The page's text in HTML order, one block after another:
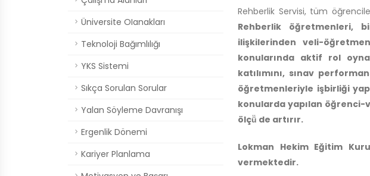
Üniversite OIanakları
Teknoloji Bağımlılığı
YKS Sistemi
Sıkça Sorulan Sorular
Yalan Söyleme Davranışı
Ergenlik Dönemi
Kariyer Planlama
Rehberlik Servisi, tüm
Rehberlik öğretmenleri,
ilişkilerinden veli-
konularında aktif rol
katılımını, sınav
öğretmenleriyle işbirliği
konularda yapılan öğrenci-
ölçü̈ de artırır.
Lokman Hekim Eğitim
vermektedir.